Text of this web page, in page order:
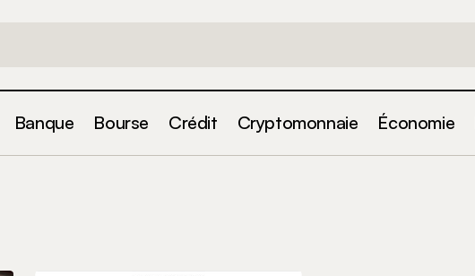
Banque Bourse Crédit Cryptomonnaie Économie